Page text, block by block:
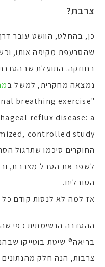
צרבת?
כן, בהחלט, הוושט עובר
שהסרעפת מקיפה אותו,
בחוזקה. התועלת
נמצאה מחקרית, למשל ב
breathing exercise
reflux disease: a
controlled study" –
החוקרים סיכמו שתרגול
לשפר את הסבל מצרבת,
הסובלים.
אז למה לא לנסות קודם
ההסדרה הנשימתית כפי
בריאה® שיטת בוטייקו
צרבות, הנה חלק מהנתונים